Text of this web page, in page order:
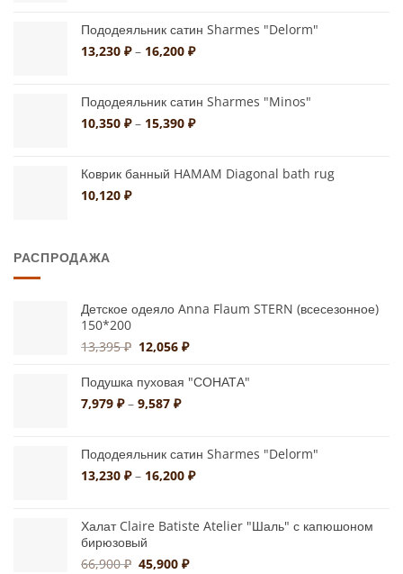
20,430 ₽
–
Пододеяльник сатин Sharmes "Delorm"
13,230 ₽ – 16,200 ₽Диапазон
–
16,200 ₽
Пододеяльник сатин Sharmes "Minos"
10,350 ₽ – 15,390 ₽Диапазон
–
Коврик банный HAMAM Diagonal bath rug
10,120 ₽
РАСПРОДАЖА
Детское одеяло Anna Flaum STERN (всесезонное)
150*200
13,395₽ Первоначальная
составляла
13,395 ₽.
12,056₽Текущая
12,056 ₽.
Подушка пуховая "СОНАТА"
7,979 ₽ – 9,587 ₽Диапазон
–
9,587 ₽
Пододеяльник сатин Sharmes "Delorm"
13,230 ₽ – 16,200 ₽Диапазон
–
Халат Claire Batiste Atelier "Шаль" с капюшоном
бирюзовый
66,900₽ Первоначальная
45,900₽Текущая